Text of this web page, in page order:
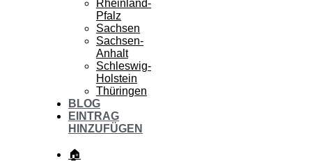
Rheinland-
Pfalz
Sachsen
Sachsen-
Anhalt
Schleswig-
Holstein
Thüringen
BLOG
EINTRAG
HINZUFÜGEN
🏠